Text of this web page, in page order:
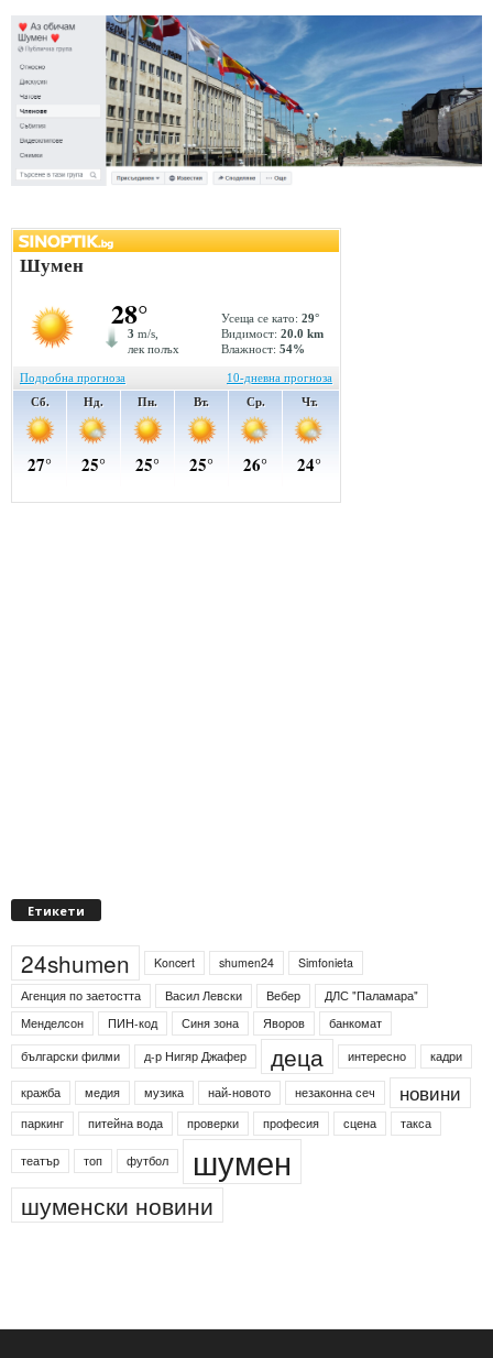
Етикети
24shumen Koncert shumen24
Simfonieta
Агенция по заетостта
Васил Левски Вебер
ДЛС "Паламара"
Менделсон
ПИН-код Синя зона Яворов
банкомат
български филми
д-р Нигяр Джафер деца интересно кадри
кражба медия музика най-новото незаконна сеч новини
паркинг питейна вода проверки професия сцена такса
театър топ футбол шумен
шуменски новини